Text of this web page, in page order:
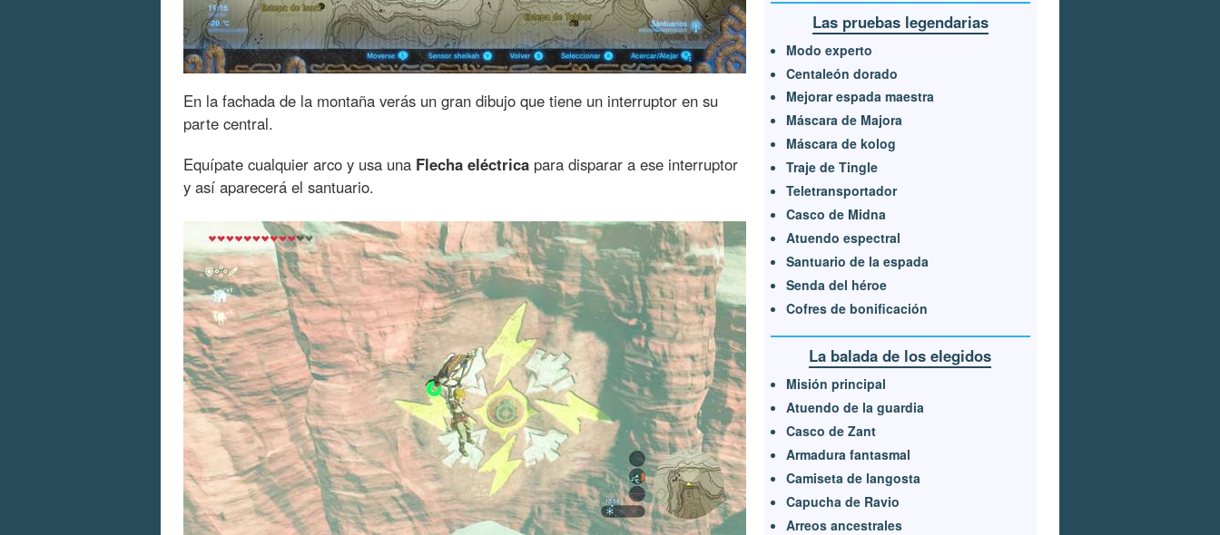
En la fachada de la montaña verás un gran dibujo que tiene un interruptor en su
parte central.
Equípate cualquier arco y usa una Flecha eléctrica para disparar a ese interruptor
y así aparecerá el santuario.
Las pruebas legendarias
Modo experto
Centaleón dorado
Mejorar espada maestra
Máscara de Majora
Máscara de kolog
Traje de Tingle
Teletransportador
Casco de Midna
Atuendo espectral
Santuario de la espada
Senda del héroe
Cofres de bonificación
La balada de los elegidos
Misión principal
Atuendo de la guardia
Casco de Zant
Armadura fantasmal
Camiseta de langosta
Capucha de Ravio
Arreos ancestrales